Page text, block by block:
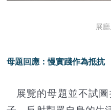
展廳
母題回應：慢實踐作為抵抗
展覽的母題並不試圖